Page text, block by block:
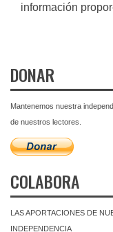
información
DONAR
Mantenemos nuestra
de nuestros lectores.
COLABORA
LAS APORTACIONES DE
INDEPENDENCIA